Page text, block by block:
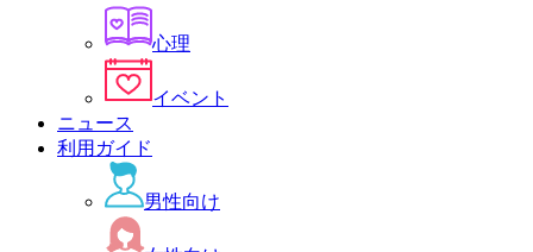
心理
イベント
ニュース
利用ガイド
男性向け